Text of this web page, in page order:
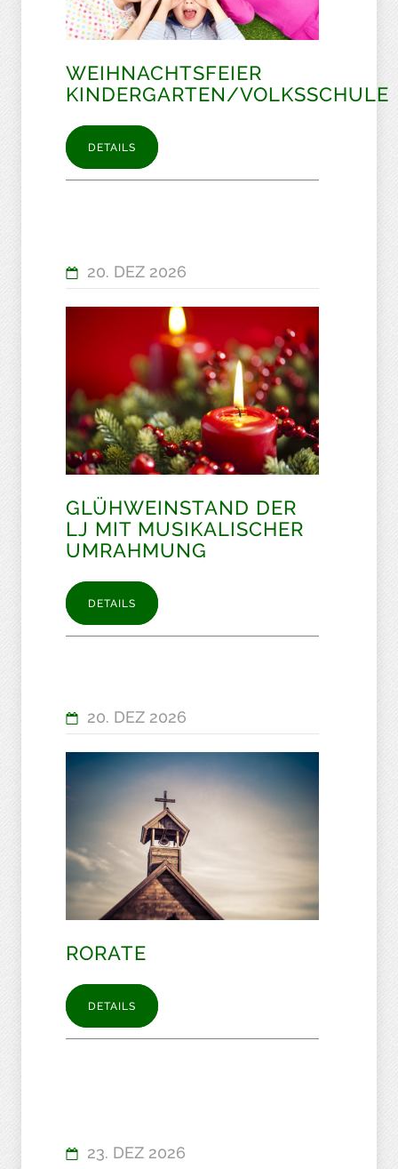
WEIHNACHTSFEIER
KINDERGARTEN/VOLKSSCHULE
DETAILS
20. DEZ 2026
GLÜHWEINSTAND DER
LJ MIT MUSIKALISCHER
UMRAHMUNG
DETAILS
20. DEZ 2026
RORATE
DETAILS
23. DEZ 2026